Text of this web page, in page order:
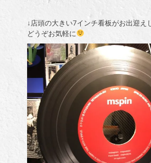
↓店頭の大きい7インチ看板がお出迎え
どうぞお気軽に